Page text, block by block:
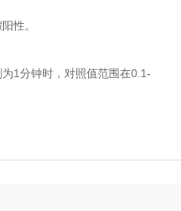
性。
1分钟时，对照值范围在0.1-